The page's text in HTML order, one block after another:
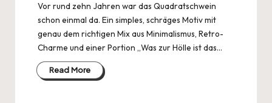
Vor rund zehn Jahren war das Quadratschwein
schon einmal da. Ein simples, schräges Motiv mit
genau dem richtigen Mix aus Minimalismus, Retro-
Charme und einer Portion „Was zur Hölle ist das…
Read More